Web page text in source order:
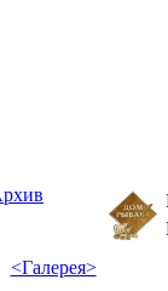
<Галерея>